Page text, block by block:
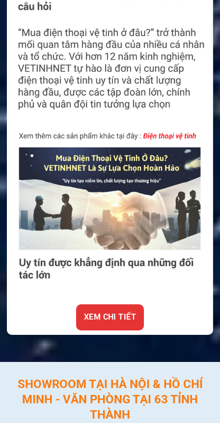
XEM CHI TIẾT
SHOWROOM TẠI HÀ NỘI & HỒ CHÍ
MINH - VĂN PHÒNG TẠI 63 TỈNH
THÀNH